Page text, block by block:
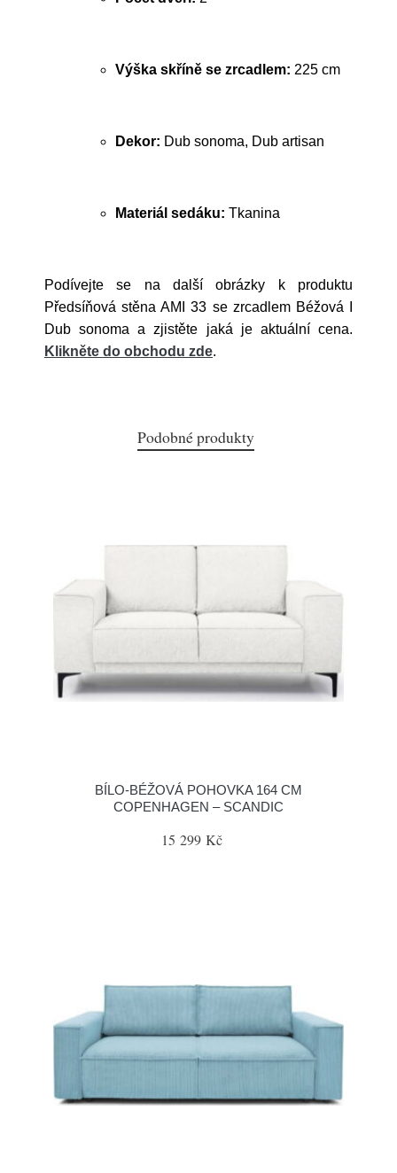
Výška skříně se zrcadlem: 225 cm
Dekor: Dub sonoma, Dub artisan
Materiál sedáku: Tkanina
Podívejte se na další obrázky k produktu
Předsíňová stěna AMI 33 se zrcadlem Béžová I
Dub sonoma a zjistěte jaká je aktuální cena.
Klikněte do obchodu zde.
Podobné produkty
BÍLO-BÉŽOVÁ POHOVKA 164 CM
COPENHAGEN – SCANDIC
15 299 Kč